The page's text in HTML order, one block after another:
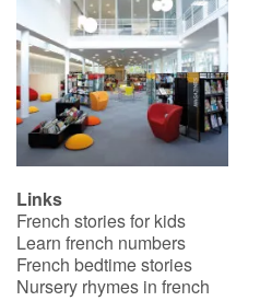
Links
French stories for kids
Learn french numbers
French bedtime stories
Nursery rhymes in french